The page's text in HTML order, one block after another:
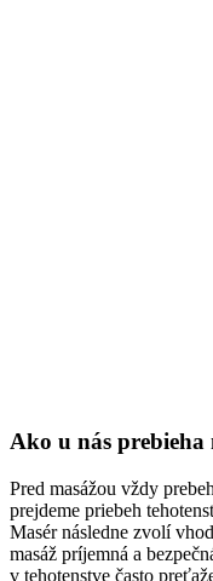
Ako u nás prebieha
Pred masážou vždy
prejdeme priebeh
Masér následne zvolí
masáž príjemná a
v tehotenstve často